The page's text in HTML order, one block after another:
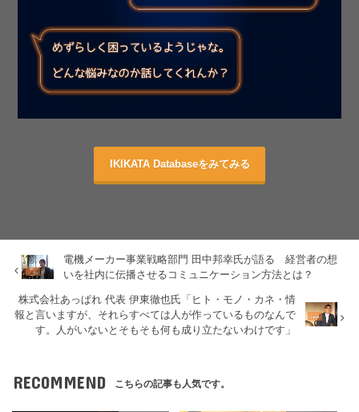
IKIKATA Databaseをみてみる
電機メーカー事業戦略部門 田中邦幸氏が語る 経営者の想
いを社内に伝播させるコミュニケーション方法とは？
株式会社あっぱれ 代表 伊東徹也氏「ヒト・モノ・カネ・情
報と言いますが、それらすべては人が作っているものなんで
す。人がいないとそもそも何も成り立たないわけです」
RECOMMEND こちらの記事も人気です。